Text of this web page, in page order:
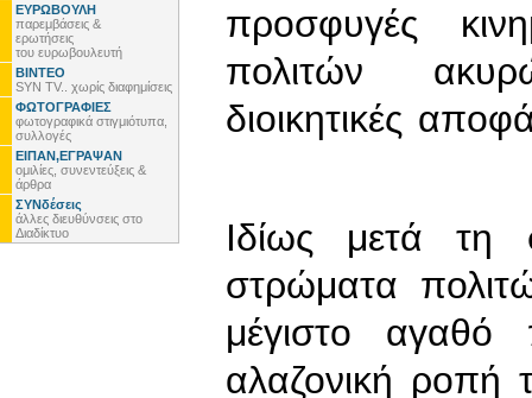
ΕΥΡΩΒΟΥΛΗ
παρεμβάσεις &
ερωτήσεις
του ευρωβουλευτή
ΒΙΝΤΕΟ
SYN TV.. χωρίς διαφημίσεις
ΦΩΤΟΓΡΑΦΙΕΣ
φωτογραφικά στιγμιότυπα,
συλλογές
ΕΙΠΑΝ,ΕΓΡΑΨΑΝ
ομιλίες, συνεντεύξεις &
άρθρα
ΣΥΝδέσεις
άλλες διευθύνσεις στο
Διαδίκτυο
προσφυγές
πολιτών
διοικητικές
Ιδίως μετά τη
στρώματα
μέγιστο αγαθό
αλαζονική ροπή